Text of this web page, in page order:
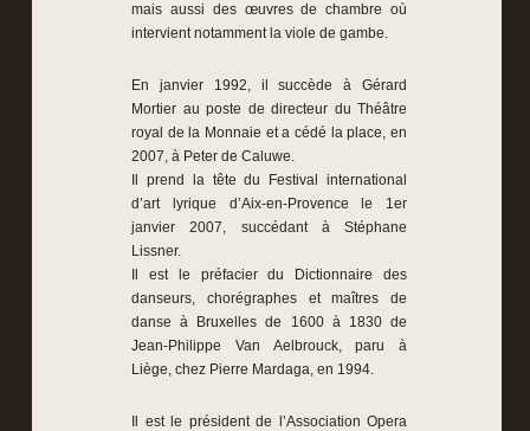
mais aussi des œuvres de chambre où
intervient notamment la viole de gambe.
En janvier 1992, il succède à Gérard
Mortier au poste de directeur du Théâtre
royal de la Monnaie et a cédé la place, en
2007, à Peter de Caluwe.
Il prend la tête du Festival international
d’art lyrique d’Aix-en-Provence le 1er
janvier 2007, succédant à Stéphane
Lissner.
Il est le préfacier du Dictionnaire des
danseurs, chorégraphes et maîtres de
danse à Bruxelles de 1600 à 1830 de
Jean-Philippe Van Aelbrouck, paru à
Liège, chez Pierre Mardaga, en 1994.
Il est le président de l’Association Opera